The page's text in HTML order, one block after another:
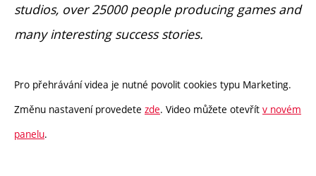
studios, over 25000 people producing games and
many interesting success stories.
Pro přehrávání videa je nutné povolit cookies typu Marketing.
Změnu nastavení provedete zde. Video můžete otevřít v novém
panelu.